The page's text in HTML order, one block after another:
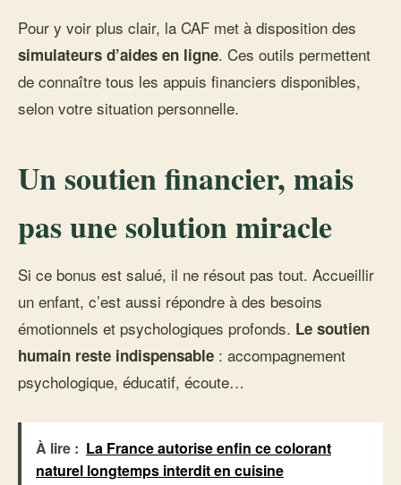
Pour y voir plus clair, la CAF met à disposition des
simulateurs d’aides en ligne. Ces outils permettent
de connaître tous les appuis financiers disponibles,
selon votre situation personnelle.
Un soutien financier, mais
pas une solution miracle
Si ce bonus est salué, il ne résout pas tout. Accueillir
un enfant, c’est aussi répondre à des besoins
émotionnels et psychologiques profonds. Le soutien
humain reste indispensable : accompagnement
psychologique, éducatif, écoute…
À lire : La France autorise enfin ce colorant
naturel longtemps interdit en cuisine